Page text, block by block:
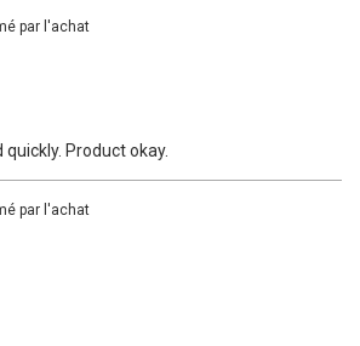
par l'achat
Product okay.
par l'achat